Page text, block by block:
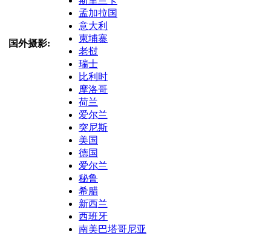
国外摄影:
孟加拉国
意大利
柬埔寨
老挝
瑞士
比利时
摩洛哥
荷兰
爱尔兰
突尼斯
美国
德国
爱尔兰
秘鲁
希腊
新西兰
西班牙
南美巴塔哥尼亚